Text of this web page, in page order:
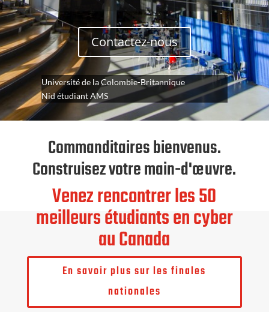
Contactez-nous
Université de la Colombie-Britannique
Nid étudiant AMS
Commanditaires bienvenus.
Construisez votre main-d'œuvre.
Venez rencontrer les 50
meilleurs étudiants en cyber
au Canada
En savoir plus sur les finales
nationales